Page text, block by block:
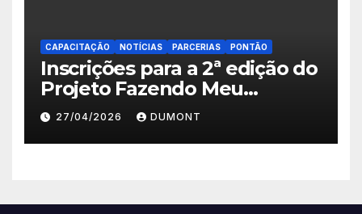
CAPACITAÇÃO NOTÍCIAS PARCERIAS PONTÃO
Inscrições para a 2ª edição do
Projeto Fazendo Meu
Primeiro Filme em Nova
Iguaçu
27/04/2026 DUMONT